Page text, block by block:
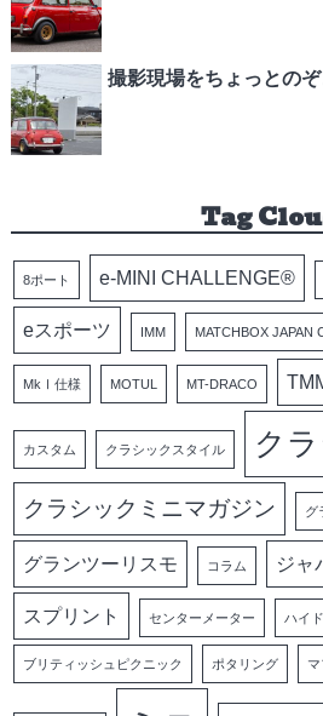
撮影現場をちょっとの
Tag
8ポート e-MINI CHALLENGE®
eスポーツ IMM MATCHBOX JAPAN
MkⅠ仕様 MOTUL MT-DRACO
カスタム クラシックスタイル ク
クラシックミニマガジン グ
グランツーリスモ コラム ジャ
スプリント センターメーター ハイ
ブリティッシュピクニック ポタリング